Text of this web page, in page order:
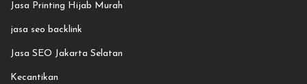
Jasa Printing Hijab Murah
jasa seo backlink
Jasa SEO Jakarta Selatan
Kecantikan